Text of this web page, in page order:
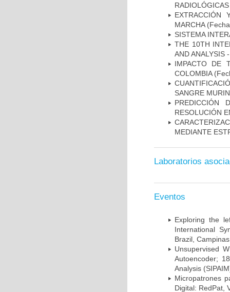
EXTRACCIÓN
MARCHA
SISTEMA
THE 10TH
AND ANALYSIS
IMPACTO DE
COLOMBIA
SANGRE
PREDICCIÓN
RESOLUCIÓN
MEDIANTE
Laboratorios
Eventos
Exploring the
International
Brazil,
Unsupervised
Autoencoder;
Analysis
Micropatrones
Digital: RedPat,